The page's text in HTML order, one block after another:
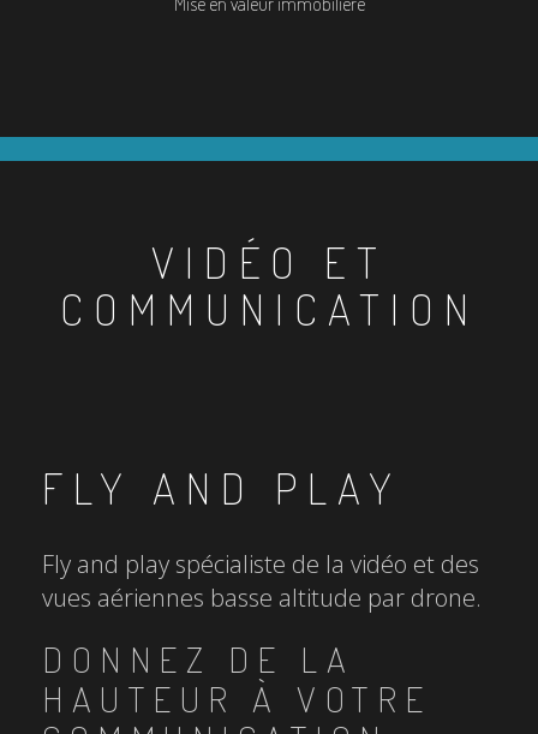
VIDÉO ET
COMMUNICATION
FLY AND PLAY
Fly and play spécialiste de la vidéo et des
vues aériennes basse altitude par drone.
DONNEZ DE LA
HAUTEUR À VOTRE